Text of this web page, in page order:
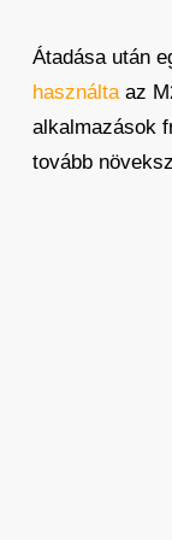
Átadása után
használtaaz
alkalmazások
tovább